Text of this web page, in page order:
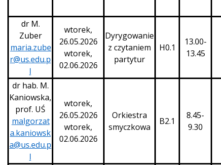
dr M.
Zuber
maria.zube
r@us.edu.p
l
wtorek,
26.05.2026
wtorek,
02.06.2026
Dyrygowanie
z czytaniem
partytur
H0.1
13.00-
13.45
dr hab. M.
Kaniowska,
prof. UŚ
malgorzat
a.kaniowsk
a@us.edu.p
l
wtorek,
26.05.2026
wtorek,
02.06.2026
Orkiestra
smyczkowa
B2.1
8.45-
9.30